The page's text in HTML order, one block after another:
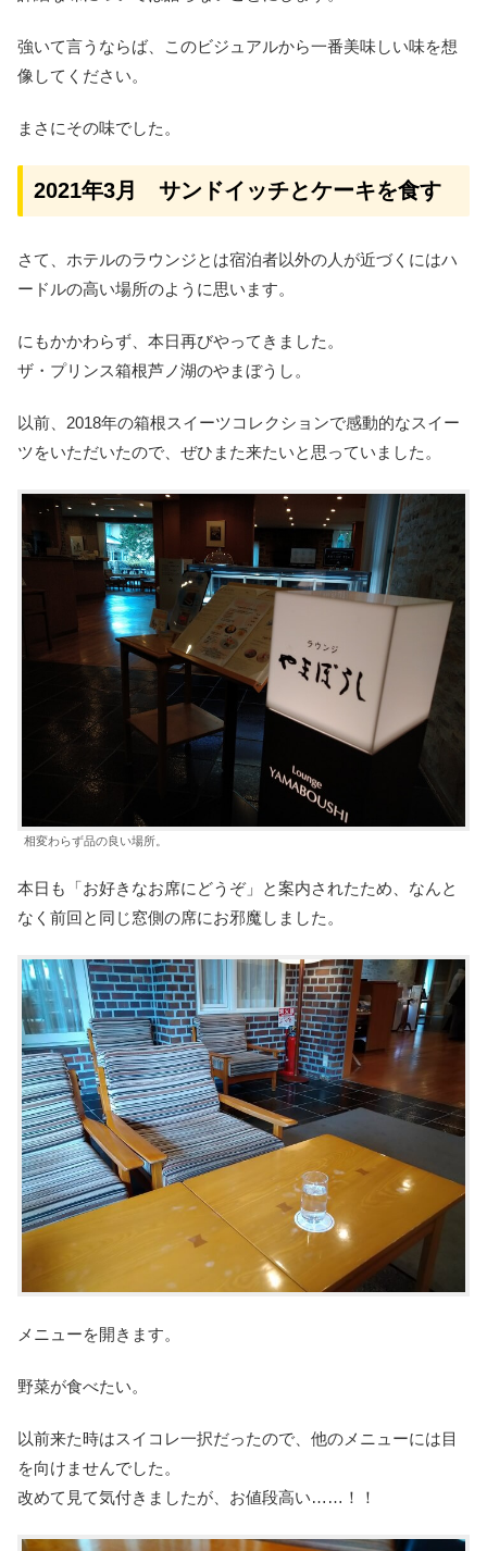
強いて言うならば、このビジュアルから一番美味しい味を想
像してください。
まさにその味でした。
2021年3月 サンドイッチとケーキを食す
さて、ホテルのラウンジとは宿泊者以外の人が近づくにはハ
ードルの高い場所のように思います。
にもかかわらず、本日再びやってきました。
ザ・プリンス箱根芦ノ湖のやまぼうし。
以前、2018年の箱根スイーツコレクションで感動的なスイー
ツをいただいたので、ぜひまた来たいと思っていました。
相変わらず品の良い場所。
本日も「お好きなお席にどうぞ」と案内されたため、なんと
なく前回と同じ窓側の席にお邪魔しました。
メニューを開きます。
野菜が食べたい。
以前来た時はスイコレ一択だったので、他のメニューには目
を向けませんでした。
改めて見て気付きましたが、お値段高い……！！